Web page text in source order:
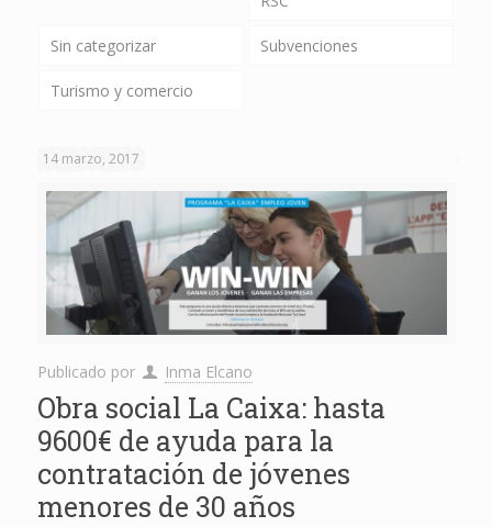
Sin categorizar Subvenciones
Turismo y comercio
14 marzo, 2017
Publicado por Inma Elcano
Obra social La Caixa: hasta
9600€ de ayuda para la
contratación de jóvenes
menores de 30 años